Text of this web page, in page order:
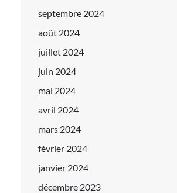
septembre 2024
août 2024
juillet 2024
juin 2024
mai 2024
avril 2024
mars 2024
février 2024
janvier 2024
décembre 2023